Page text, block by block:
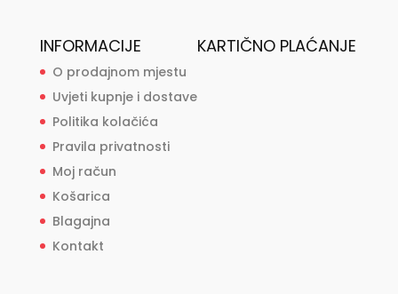
INFORMACIJE
O prodajnom mjestu
Uvjeti kupnje i dostave
Politika kolačića
Pravila privatnosti
Moj račun
Košarica
Blagajna
Kontakt
KARTIČNO PLAĆANJE